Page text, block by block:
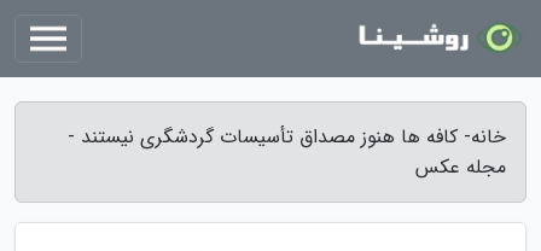
خانه- کافه ها هنوز مصداق تأسیسات گردشگری نیستند -
مجله عکس